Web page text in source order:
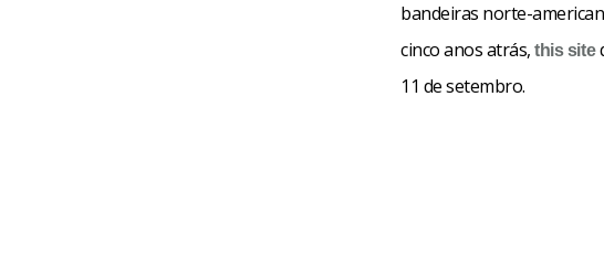
bandeiras norte-
cinco anos atrás,this site
11 de setembro.